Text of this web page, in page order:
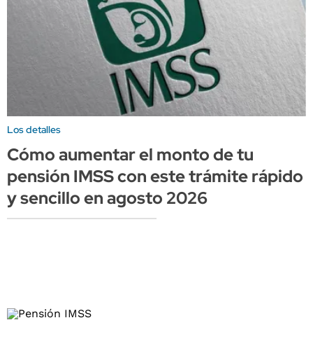
Los detalles
Cómo aumentar el monto de tu
pensión IMSS con este trámite rápido
y sencillo en agosto 2026